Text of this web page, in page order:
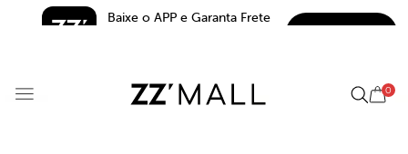
Baixe o APP e Garanta Frete
0